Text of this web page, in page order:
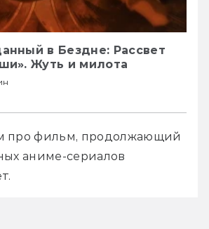
в Бездне: Рассвет
Жуть и милота
про фильм, продолжающий
аниме-сериалов